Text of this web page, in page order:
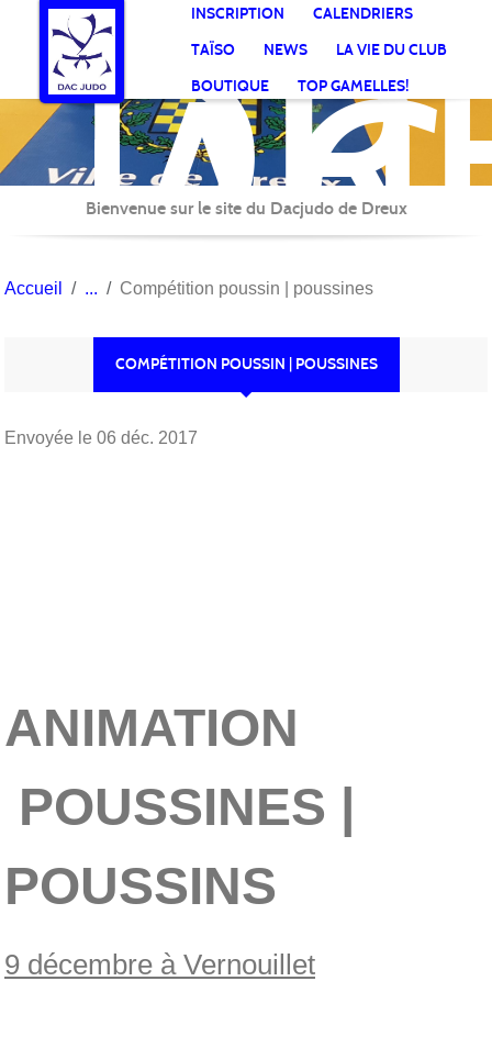
INSCRIPTION
CALENDRIERS
TAÏSO
NEWS
LA VIE DU CLUB
BOUTIQUE
TOP GAMELLES!
AC
Bienvenue sur le site du Dacjudo de Dreux
Accueil Compétition poussin | poussines
COMPÉTITION POUSSIN | POUSSINES
Envoyée le 06 déc. 2017
ANIMATION
POUSSINES |
POUSSINS
9 décembre à Vernouillet
Panneau de gestion des cookies